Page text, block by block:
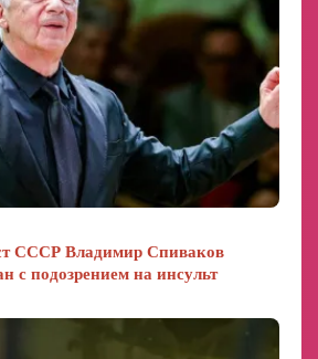
СССР Владимир Спиваков
с подозрением на инсульт